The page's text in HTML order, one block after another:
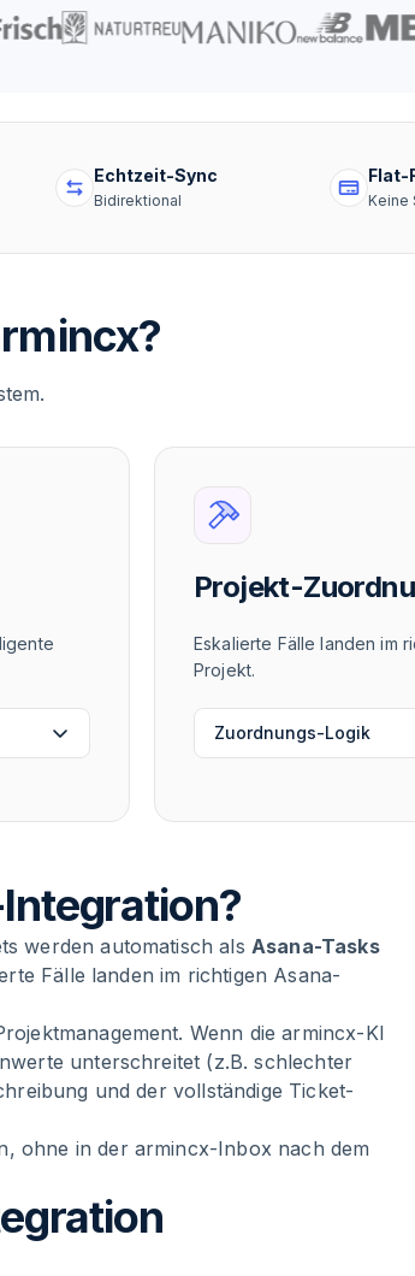
Echtzeit-Sync
Bidirektional
Flat-
Keine
Projekt-
Eskalierte Fälle landen im
Projekt.
Zuordnungs-Logik
werden automatisch als Asana-Tasks
Fälle landen im richtigen Asana-
Wenn die armincx-KI
unterschreitet (z.B. schlechter
und der vollständige Ticket-
ohne in der armincx-Inbox nach dem